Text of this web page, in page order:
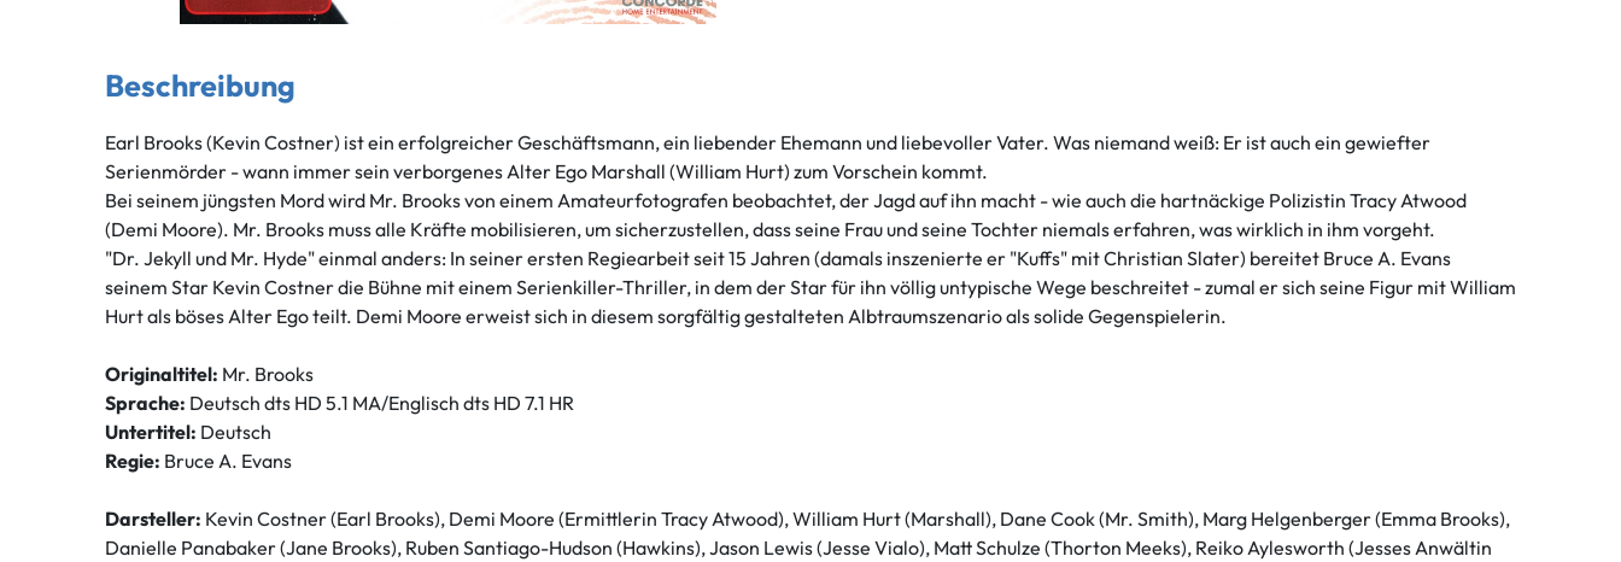
Beschreibung
Earl Brooks (Kevin Costner) ist ein erfolgreicher Geschäftsmann, ein liebender Ehemann und liebevoller Vater. Was niemand weiß: Er ist auch ein gewiefter
Serienmörder - wann immer sein verborgenes Alter Ego Marshall (William Hurt) zum Vorschein kommt.
Bei seinem jüngsten Mord wird Mr. Brooks von einem Amateurfotografen beobachtet, der Jagd auf ihn macht - wie auch die hartnäckige Polizistin Tracy Atwood
(Demi Moore). Mr. Brooks muss alle Kräfte mobilisieren, um sicherzustellen, dass seine Frau und seine Tochter niemals erfahren, was wirklich in ihm vorgeht.
"Dr. Jekyll und Mr. Hyde" einmal anders: In seiner ersten Regiearbeit seit 15 Jahren (damals inszenierte er "Kuffs" mit Christian Slater) bereitet Bruce A. Evans
seinem Star Kevin Costner die Bühne mit einem Serienkiller-Thriller, in dem der Star für ihn völlig untypische Wege beschreitet - zumal er sich seine Figur mit William
Hurt als böses Alter Ego teilt. Demi Moore erweist sich in diesem sorgfältig gestalteten Albtraumszenario als solide Gegenspielerin.
Originaltitel: Mr. Brooks
Sprache: Deutsch dts HD 5.1 MA/Englisch dts HD 7.1 HR
Untertitel: Deutsch
Regie: Bruce A. Evans
Darsteller: Kevin Costner (Earl Brooks), Demi Moore (Ermittlerin Tracy Atwood), William Hurt (Marshall), Dane Cook (Mr. Smith), Marg Helgenberger (Emma Brooks),
Danielle Panabaker (Jane Brooks), Ruben Santiago-Hudson (Hawkins), Jason Lewis (Jesse Vialo), Matt Schulze (Thorton Meeks), Reiko Aylesworth (Jesses Anwältin